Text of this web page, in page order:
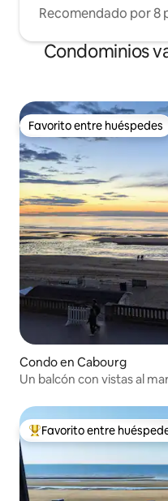
Recomendado por 8
Condominios
Favorito entre huéspedes
Favorito entre huéspedes
Condo en Cabourg
Un balcón con vistas al
Favorito entre huéspedes
Favorito entre